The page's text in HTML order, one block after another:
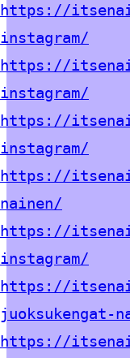
https://
instagram/
https://
instagram/
https://
instagram/
https://
nainen/
https://
instagram/
https://
juoksukengat-
https://